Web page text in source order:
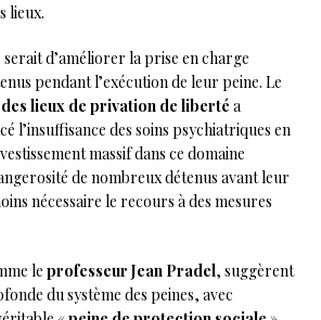
lieux.
d’améliorer la prise en charge
pendant l’exécution de leur peine. Le
lieux de privation de liberté a
l’insuffisance des soins psychiatriques en
massif dans ce domaine
de nombreux détenus avant leur
nécessaire le recours à des mesures
le professeur Jean Pradel, suggèrent
du système des peines, avec